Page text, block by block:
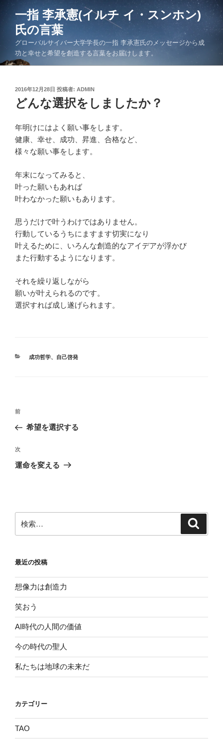
へ
一指 李承憲(イルチ イ・スンホン)
氏の言葉
グローバルサイバー大学学長の一指 李承憲氏のメッセージから成
功と幸せと希望を創造する言葉をお届けします。
投
稿
日:
2016年12月28日 投稿者: ADMIN
どんな選択をしましたか？
年明けにはよく願い事をします。
健康、幸せ、成功、昇進、合格など、
様々な願い事をします。
年末になってみると、
叶った願いもあれば
叶わなかった願いもあります。
思うだけで叶うわけではありません。
行動しているうちにますます切実になり
叶えるために、いろんな創造的なアイデアが浮かび
また行動するようになります。
それを繰り返しながら
願いが叶えられるのです。
選択すれば成し遂げられます。
カ
成功哲学、 自己啓発
投
ナ
ビ
ゲ
ン
前
の
稿
前
希望を選択する
次
の
次
運命を変える
索:
最近の投稿
想像力は創造力
笑おう
AI時代の人間の価値
今の時代の聖人
私たちは地球の未来だ
カテゴリー
TAO